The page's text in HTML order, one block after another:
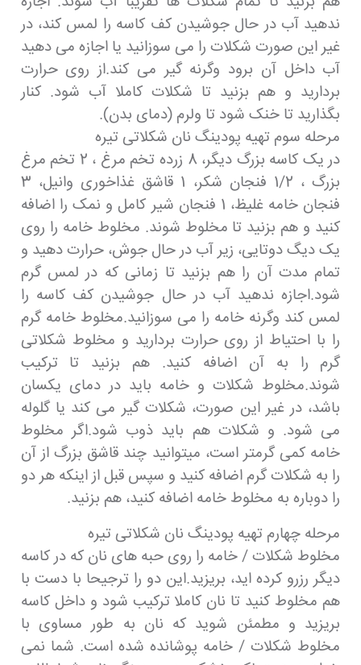
ندهید آب در حال جوشیدن کف کاسه را لمس کند، در
غیر این صورت شکلات را می سوزانید یا اجازه می دهید
آب داخل آن برود وگرنه گیر می کند.از روی حرارت
بردارید و هم بزنید تا شکلات کاملا آب شود. کنار
بگذارید تا خنک شود تا ولرم (دمای بدن).
مرحله سوم تهیه پودینگ نان شکلاتی تیره
در یک کاسه بزرگ دیگر، 8 زرده تخم مرغ ، 2 تخم مرغ
بزرگ ، 1/2 فنجان شکر، 1 قاشق غذاخوری وانیل، 3
فنجان خامه غلیظ، 1 فنجان شیر کامل و نمک را اضافه
کنید و هم بزنید تا مخلوط شوند. مخلوط خامه را روی
یک دیگ دوتایی، زیر آب در حال جوش، حرارت دهید و
تمام مدت آن را هم بزنید تا زمانی که در لمس گرم
شود.اجازه ندهید آب در حال جوشیدن کف کاسه را
لمس کند وگرنه خامه را می سوزانید.مخلوط خامه گرم
را با احتیاط از روی حرارت بردارید و مخلوط شکلاتی
گرم را به آن اضافه کنید. هم بزنید تا ترکیب
شوند.مخلوط شکلات و خامه باید در دمای یکسان
باشد، در غیر این صورت، شکلات گیر می کند یا گلوله
می شود. و شکلات هم باید ذوب شود.اگر مخلوط
خامه کمی گرمتر است، میتوانید چند قاشق بزرگ از آن
را به شکلات گرم اضافه کنید و سپس قبل از اینکه هر دو
را دوباره به مخلوط خامه اضافه کنید، هم بزنید.
مرحله چهارم تهیه پودینگ نان شکلاتی تیره
مخلوط شکلات / خامه را روی حبه های نان که در کاسه
دیگر رزرو کرده اید، بریزید.این دو را ترجیحا با دست با
هم مخلوط کنید تا نان کاملا ترکیب شود و داخل کاسه
بریزید و مطمئن شوید که نان به طور مساوی با
مخلوط شکلات / خامه پوشانده شده است. شما نمی